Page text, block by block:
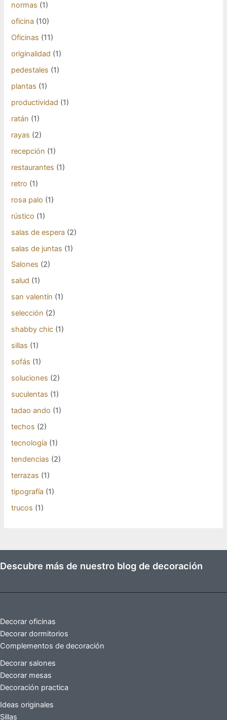
normas (1)
oficina (10)
Oficinas (11)
originalidad (1)
pedestales (1)
plantas (1)
productividad (1)
ratán (1)
rayas (2)
recepción (1)
restaurantes (1)
retro (1)
rosa palo (1)
rústico (1)
salas de espera (2)
salas de juntas (1)
Salones (2)
salud (1)
san valentín (1)
selección (2)
shabby chic (1)
sillas (1)
sofás (1)
soluciones (2)
suculentas (1)
tadao ando (1)
techos (2)
tecnología (1)
tendencias (2)
terrazas (1)
tipografía (1)
trucos (1)
Descubre más de nuestro blog de decoración
Decorar oficinas
Decorar dormitorios
Complementos de decoración
Decorar salones
Decorar mesas
Decoración practica
Ideas originales
Sillas